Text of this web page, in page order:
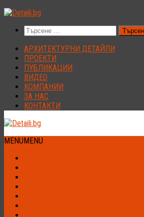
Към
Търсене
за:
АРХИТЕКТУРНИ ДЕТАЙЛИ
ПРОЕКТИ
ПУБЛИКАЦИИ
ВИДЕО
КОМПАНИИ
ЗА НАС
КОНТАКТИ
MENUMENU